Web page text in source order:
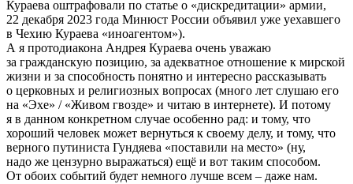
Кураева оштрафовали по статье о «дискредитации» армии,
22 декабря 2023 года Минюст России объявил уже уехавшего
в Чехию Кураева «иноагентом»).
А я протодиакона Андрея Кураева очень уважаю
за гражданскую позицию, за адекватное отношение к мирской
жизни и за способность понятно и интересно рассказывать
о церковных и религиозных вопросах (много лет слушаю его
на «Эхе» / «Живом гвозде» и читаю в интернете). И потому
я в данном конкретном случае особенно рад: и тому, что
хороший человек может вернуться к своему делу, и тому, что
верного путиниста Гундяева «поставили на место» (ну,
надо же цензурно выражаться) ещё и вот таким способом.
От обоих событий будет немного лучше всем – даже нам.